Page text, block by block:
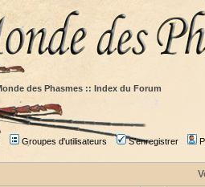
des Phasmes :: Index du Forum
Groupes d'utilisateurs S'enregistrer